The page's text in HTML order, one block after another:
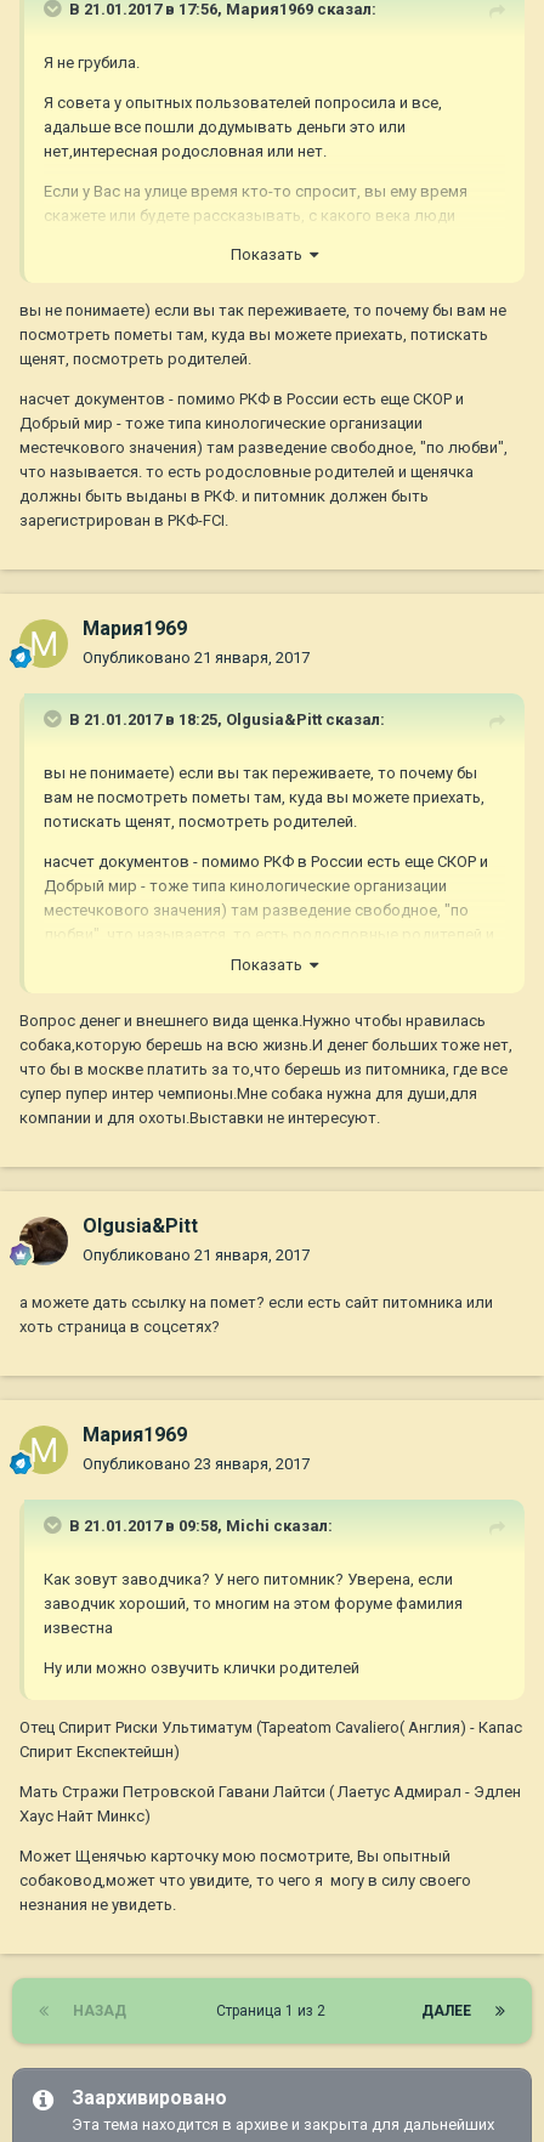
В 21.01.2017 в 17:56, Мария1969 сказал:
Я не грубила.
Я совета у опытных пользователей попросила и все,
адальше все пошли додумывать деньги это или
нет,интересная родословная или нет.
Если у Вас на улице время кто-то спросит, вы ему время
скажете или будете рассказывать, с какого века люди
Показать
вы не понимаете) если вы так переживаете, то почему бы вам не
посмотреть пометы там, куда вы можете приехать, потискать
щенят, посмотреть родителей.
насчет документов - помимо РКФ в России есть еще СКОР и
Добрый мир - тоже типа кинологические организации
местечкового значения) там разведение свободное, "по любви",
что называется. то есть родословные родителей и щенячка
должны быть выданы в РКФ. и питомник должен быть
зарегистрирован в РКФ-FCI.
Мария1969
Опубликовано 21 января, 2017
В 21.01.2017 в 18:25, Olgusia&Pitt сказал:
вы не понимаете) если вы так переживаете, то почему бы
вам не посмотреть пометы там, куда вы можете приехать,
потискать щенят, посмотреть родителей.
насчет документов - помимо РКФ в России есть еще СКОР и
Добрый мир - тоже типа кинологические организации
местечкового значения) там разведение свободное, "по
любви", что называется. то есть родословные родителей и
щенячка должны быть выданы в РКФ. и питомник должен
Показать
Вопрос денег и внешнего вида щенка.Нужно чтобы нравилась
собака,которую берешь на всю жизнь.И денег больших тоже нет,
что бы в москве платить за то,что берешь из питомника, где все
супер пупер интер чемпионы.Мне собака нужна для души,для
компании и для охоты.Выставки не интересуют.
Olgusia&Pitt
Опубликовано 21 января, 2017
а можете дать ссылку на помет? если есть сайт питомника или
хоть страница в соцсетях?
Мария1969
Опубликовано 23 января, 2017
В 21.01.2017 в 09:58, Michi сказал:
Как зовут заводчика? У него питомник? Уверена, если
заводчик хороший, то многим на этом форуме фамилия
известна
Ну или можно озвучить клички родителей
Отец Спирит Риски Ультиматум (Tapeatom Cavaliero( Англия) - Капас
Спирит Експектейшн)
Мать Стражи Петровской Гавани Лайтси ( Лаетус Адмирал - Эдлен
Хаус Найт Минкс)
Может Щенячью карточку мою посмотрите, Вы опытный
собаковод,может что увидите, то чего я могу в силу своего
незнания не увидеть.
НАЗАД ДАЛЕЕ
Страница 1 из 2
Заархивировано
Эта тема находится в архиве и закрыта для дальнейших